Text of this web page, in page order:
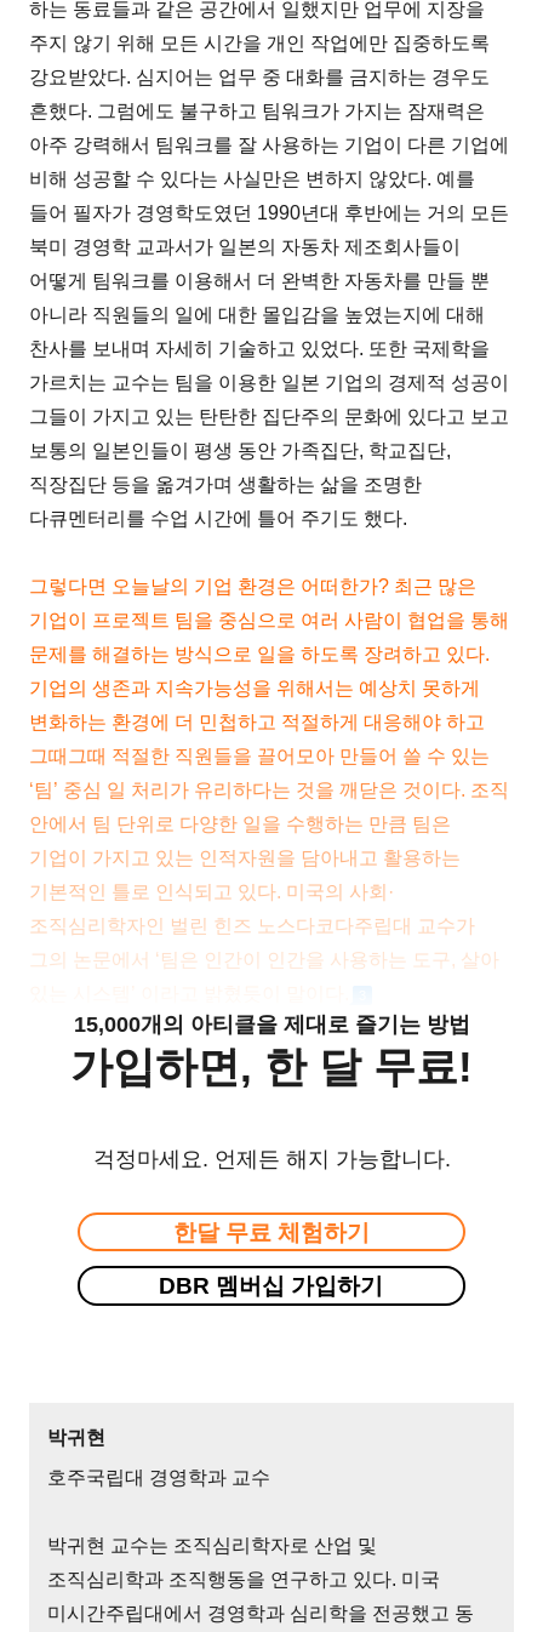
하는 동료들과 같은 공간에서 일했지만 업무에 지장을
주지 않기 위해 모든 시간을 개인 작업에만 집중하도록
강요받았다. 심지어는 업무 중 대화를 금지하는 경우도
흔했다. 그럼에도 불구하고 팀워크가 가지는 잠재력은
아주 강력해서 팀워크를 잘 사용하는 기업이 다른 기업에
비해 성공할 수 있다는 사실만은 변하지 않았다. 예를
들어 필자가 경영학도였던 1990년대 후반에는 거의 모든
북미 경영학 교과서가 일본의 자동차 제조회사들이
어떻게 팀워크를 이용해서 더 완벽한 자동차를 만들 뿐
아니라 직원들의 일에 대한 몰입감을 높였는지에 대해
찬사를 보내며 자세히 기술하고 있었다. 또한 국제학을
가르치는 교수는 팀을 이용한 일본 기업의 경제적 성공이
그들이 가지고 있는 탄탄한 집단주의 문화에 있다고 보고
보통의 일본인들이 평생 동안 가족집단, 학교집단,
직장집단 등을 옮겨가며 생활하는 삶을 조명한
다큐멘터리를 수업 시간에 틀어 주기도 했다.
그렇다면 오늘날의 기업 환경은 어떠한가? 최근 많은
기업이 프로젝트 팀을 중심으로 여러 사람이 협업을 통해
문제를 해결하는 방식으로 일을 하도록 장려하고 있다.
기업의 생존과 지속가능성을 위해서는 예상치 못하게
변화하는 환경에 더 민첩하고 적절하게 대응해야 하고
그때그때 적절한 직원들을 끌어모아 만들어 쓸 수 있는
‘팀’ 중심 일 처리가 유리하다는 것을 깨닫은 것이다. 조직
안에서 팀 단위로 다양한 일을 수행하는 만큼 팀은
기업이 가지고 있는 인적자원을 담아내고 활용하는
기본적인 틀로 인식되고 있다. 미국의 사회·
조직심리학자인 벌린 힌즈 노스다코다주립대 교수가
그의 논문에서 ‘팀은 인간이 인간을 사용하는 도구, 살아
15,000개의 아티클을 제대로 즐기는 방법
가입하면, 한 달 무료!
걱정마세요. 언제든 해지 가능합니다.
한달 무료 체험하기
DBR 멤버십 가입하기
박귀현
호주국립대 경영학과 교수
박귀현 교수는 조직심리학자로 산업 및
조직심리학과 조직행동을 연구하고 있다. 미국
미시간주립대에서 경영학과 심리학을 전공했고 동